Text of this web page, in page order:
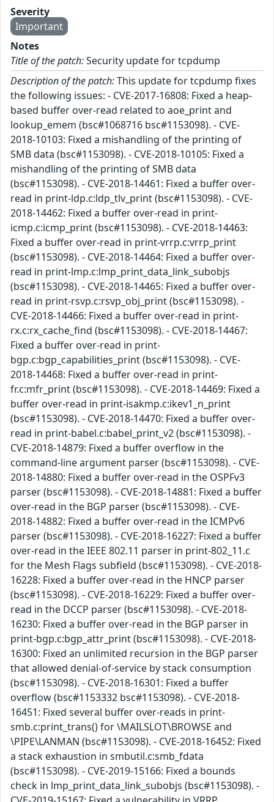
Severity
Important
Notes
Title of the patch:Security update for tcpdump
Description of the patch:This update for tcpdump fixes
the following issues: - CVE-2017-16808: Fixed a heap-
based buffer over-read related to aoe_print and
lookup_emem (bsc#1068716 bsc#1153098). - CVE-
2018-10103: Fixed a mishandling of the printing of
SMB data (bsc#1153098). - CVE-2018-10105: Fixed a
mishandling of the printing of SMB data
(bsc#1153098). - CVE-2018-14461: Fixed a buffer over-
read in print-ldp.c:ldp_tlv_print (bsc#1153098). - CVE-
2018-14462: Fixed a buffer over-read in print-
icmp.c:icmp_print (bsc#1153098). - CVE-2018-14463:
Fixed a buffer over-read in print-vrrp.c:vrrp_print
(bsc#1153098). - CVE-2018-14464: Fixed a buffer over-
read in print-lmp.c:lmp_print_data_link_subobjs
(bsc#1153098). - CVE-2018-14465: Fixed a buffer over-
read in print-rsvp.c:rsvp_obj_print (bsc#1153098). -
CVE-2018-14466: Fixed a buffer over-read in print-
rx.c:rx_cache_find (bsc#1153098). - CVE-2018-14467:
Fixed a buffer over-read in print-
bgp.c:bgp_capabilities_print (bsc#1153098). - CVE-
2018-14468: Fixed a buffer over-read in print-
fr.c:mfr_print (bsc#1153098). - CVE-2018-14469: Fixed a
buffer over-read in print-isakmp.c:ikev1_n_print
(bsc#1153098). - CVE-2018-14470: Fixed a buffer over-
read in print-babel.c:babel_print_v2 (bsc#1153098). -
CVE-2018-14879: Fixed a buffer overflow in the
command-line argument parser (bsc#1153098). - CVE-
2018-14880: Fixed a buffer over-read in the OSPFv3
parser (bsc#1153098). - CVE-2018-14881: Fixed a buffer
over-read in the BGP parser (bsc#1153098). - CVE-
2018-14882: Fixed a buffer over-read in the ICMPv6
parser (bsc#1153098). - CVE-2018-16227: Fixed a buffer
over-read in the IEEE 802.11 parser in print-802_11.c
for the Mesh Flags subfield (bsc#1153098). - CVE-2018-
16228: Fixed a buffer over-read in the HNCP parser
(bsc#1153098). - CVE-2018-16229: Fixed a buffer over-
read in the DCCP parser (bsc#1153098). - CVE-2018-
16230: Fixed a buffer over-read in the BGP parser in
print-bgp.c:bgp_attr_print (bsc#1153098). - CVE-2018-
16300: Fixed an unlimited recursion in the BGP parser
that allowed denial-of-service by stack consumption
(bsc#1153098). - CVE-2018-16301: Fixed a buffer
overflow (bsc#1153332 bsc#1153098). - CVE-2018-
16451: Fixed several buffer over-reads in print-
smb.c:print_trans() for \MAILSLOT\BROWSE and
\PIPE\LANMAN (bsc#1153098). - CVE-2018-16452: Fixed
a stack exhaustion in smbutil.c:smb_fdata
(bsc#1153098). - CVE-2019-15166: Fixed a bounds
check in lmp_print_data_link_subobjs (bsc#1153098). -